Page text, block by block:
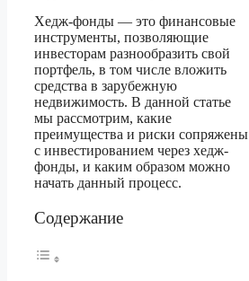
Хедж-фонды — это финансовые
инструменты, позволяющие
инвесторам разнообразить свой
портфель, в том числе вложить
средства в зарубежную
недвижимость. В данной статье
мы рассмотрим, какие
преимущества и риски сопряжены
с инвестированием через хедж-
фонды, и каким образом можно
начать данный процесс.
Содержание